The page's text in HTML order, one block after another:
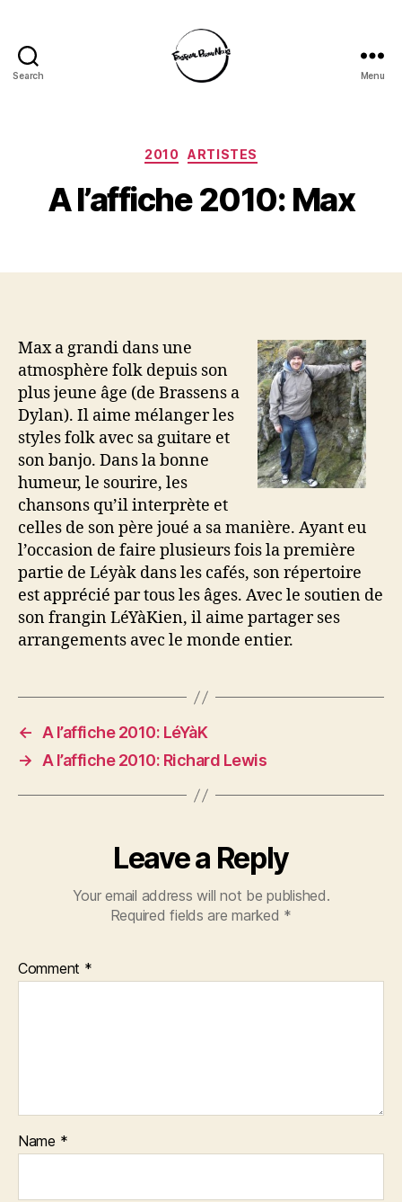
Search Menu
Categories
2010 ARTISTES
A l’affiche 2010: Max
Max a grandi dans une
atmosphère folk depuis son
plus jeune âge (de Brassens a
Dylan). Il aime mélanger les
styles folk avec sa guitare et
son banjo. Dans la bonne
humeur, le sourire, les
chansons qu’il interprète et
celles de son père joué a sa manière. Ayant eu
l’occasion de faire plusieurs fois la première
partie de Léyàk dans les cafés, son répertoire
est apprécié par tous les âges. Avec le soutien de
son frangin LéYàKien, il aime partager ses
arrangements avec le monde entier.
←
A l’affiche 2010: LéYàK
→
A l’affiche 2010: Richard Lewis
Leave a Reply
Your email address will not be published.
Required fields are marked *
Comment *
Name *